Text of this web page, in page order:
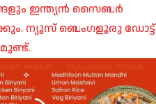
ഇന്ത്യൻ സൈബർ
ന്യൂസ് ബെംഗളൂരു ഡോട്ട്